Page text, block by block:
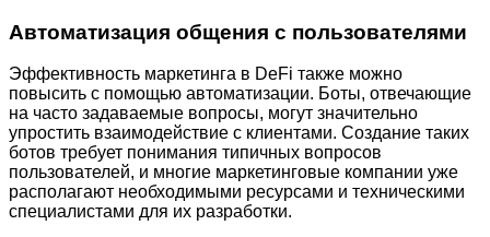
Автоматизация общения с пользователями
Эффективность маркетинга в DeFi также можно
повысить с помощью автоматизации. Боты, отвечающие
на часто задаваемые вопросы, могут значительно
упростить взаимодействие с клиентами. Создание таких
ботов требует понимания типичных вопросов
пользователей, и многие маркетинговые компании уже
располагают необходимыми ресурсами и техническими
специалистами для их разработки.